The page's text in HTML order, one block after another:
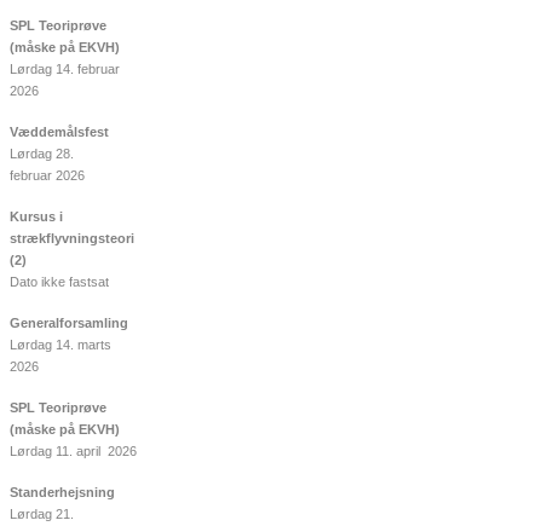
SPL Teoriprøve
(måske på EKVH)
Lørdag 14. februar
2026
Væddemålsfest
Lørdag 28.
februar 2026
Kursus i
strækflyvningsteori
(2)
Dato ikke fastsat
Generalforsamling
Lørdag 14. marts
2026
SPL Teoriprøve
(måske på EKVH)
Lørdag 11. april 2026
Standerhejsning
Lørdag 21.